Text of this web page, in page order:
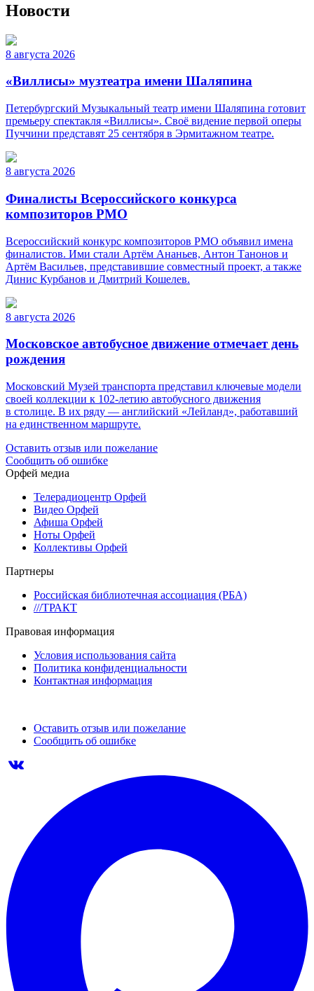
Новости
8 августа 2026
«Виллисы» музтеатра имени Шаляпина
Петербургский Музыкальный театр имени Шаляпина готовит
премьеру спектакля «Виллисы». Своё видение первой оперы
Пуччини представят 25 сентября в Эрмитажном театре.
8 августа 2026
Финалисты Всероссийского конкурса
композиторов РМО
Всероссийский конкурс композиторов РМО объявил имена
финалистов. Ими стали Артём Ананьев, Антон Танонов и
Артём Васильев, представившие совместный проект, а также
Динис Курбанов и Дмитрий Кошелев.
8 августа 2026
Московское автобусное движение отмечает день
рождения
Московский Музей транспорта представил ключевые модели
своей коллекции к 102-летию автобусного движения
в столице. В их ряду — английский «Лейланд», работавший
на единственном маршруте.
Оставить отзыв или пожелание
Сообщить об ошибке
Орфей медиа
Телерадиоцентр Орфей
Видео Орфей
Афиша Орфей
Ноты Орфей
Коллективы Орфей
Партнеры
Российская библиотечная ассоциация (РБА)
///ТРАКТ
Правовая информация
Условия использования сайта
Политика конфиденциальности
Контактная информация
Оставить отзыв или пожелание
Сообщить об ошибке